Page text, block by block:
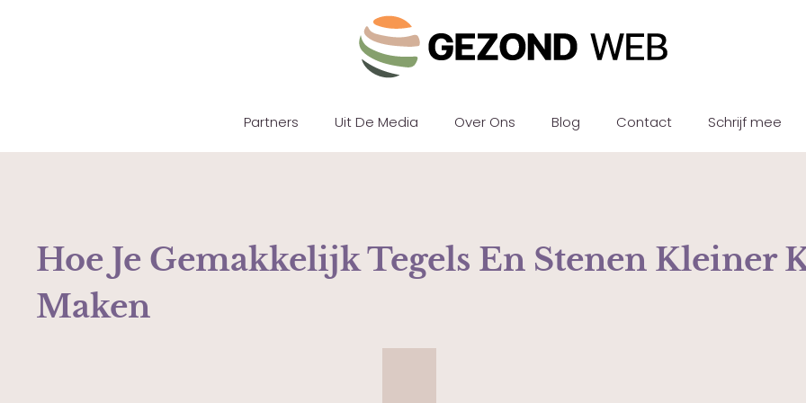
Partners Uit De Media Over Ons Blog Contact Schrijf mee
Hoe Je Gemakkelijk Tegels En Stenen Kleiner
Maken